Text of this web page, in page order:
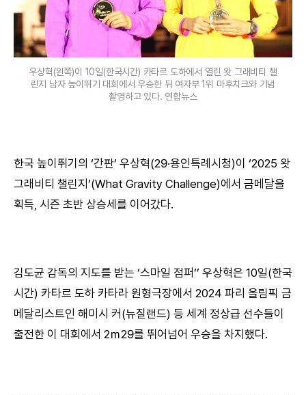
우상혁(왼쪽)이 10일(한국시간) 카타르 도하에서 열린 왓 그래비티 챌
린지 남자 높이뛰기 대회에서 우승한 뒤 여자부 1위 마후치크와 기념
촬영하고 있다. 연합뉴스
한국 높이뛰기의 ‘간판’ 우상혁(29·용인특례시청)이 ‘2025 왓
그래비티 챌린지’(What Gravity Challenge)에서 금메달을
획득, 시즌 초반 상승세를 이어갔다.
김도균 감독의 지도를 받는 ‘스마일 점퍼’’ 우상혁은 10일(한국
시간) 카타르 도하 카타라 원형극장에서 2024 파리 올림픽 금
메달리스트인 해미시 커(뉴질랜드) 등 세계 정상급 선수들이
출전한 이 대회에서 2ｍ29를 뛰어넘어 우승을 차지했다.